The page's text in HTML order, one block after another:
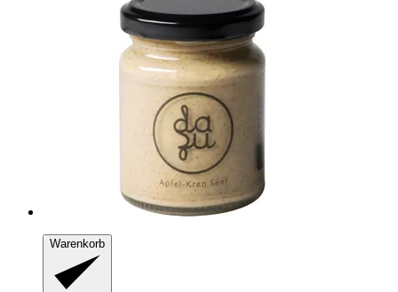
Warenkorb